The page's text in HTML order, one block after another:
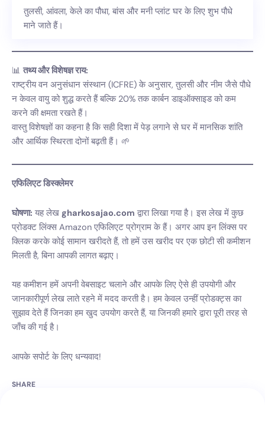
तुलसी, आंवला, केले का पौधा, बांस और मनी प्लांट घर के लिए शुभ पौधे
माने जाते हैं।
📊 तथ्य और विशेषज्ञ राय:
राष्ट्रीय वन अनुसंधान संस्थान (ICFRE) के अनुसार, तुलसी और नीम जैसे पौधे
न केवल वायु को शुद्ध करते हैं बल्कि 20% तक कार्बन डाइऑक्साइड को कम
करने की क्षमता रखते हैं।
वास्तु विशेषज्ञों का कहना है कि सही दिशा में पेड़ लगाने से घर में मानसिक शांति
और आर्थिक स्थिरता दोनों बढ़ती हैं। 🌱
एफिलिएट डिस्क्लेमर
घोषणा: यह लेख gharkosajao.com द्वारा लिखा गया है। इस लेख में कुछ
प्रोडक्ट लिंक्स Amazon एफिलिएट प्रोग्राम के हैं। अगर आप इन लिंक्स पर
क्लिक करके कोई सामान खरीदते हैं, तो हमें उस खरीद पर एक छोटी सी कमीशन
मिलती है, बिना आपकी लागत बढ़ाए।
यह कमीशन हमें अपनी वेबसाइट चलाने और आपके लिए ऐसे ही उपयोगी और
जानकारीपूर्ण लेख लाते रहने में मदद करती है। हम केवल उन्हीं प्रोडक्ट्स का
सुझाव देते हैं जिनका हम खुद उपयोग करते हैं, या जिनकी हमारे द्वारा पूरी तरह से
जाँच की गई है।
आपके सपोर्ट के लिए धन्यवाद!
SHARE